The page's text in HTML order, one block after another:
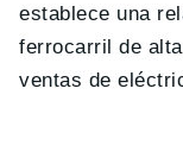
establece una
ferrocarril de
ventas de